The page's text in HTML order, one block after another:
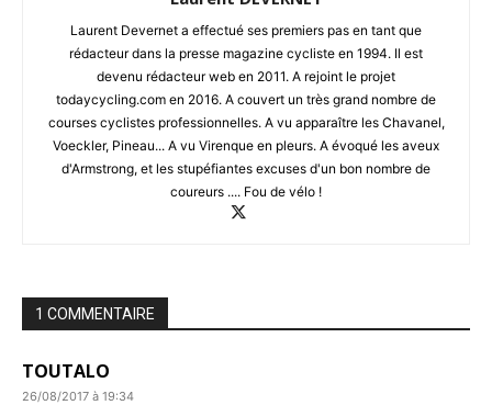
Laurent Devernet a effectué ses premiers pas en tant que
rédacteur dans la presse magazine cycliste en 1994. Il est
devenu rédacteur web en 2011. A rejoint le projet
todaycycling.com en 2016. A couvert un très grand nombre de
courses cyclistes professionnelles. A vu apparaître les Chavanel,
Voeckler, Pineau... A vu Virenque en pleurs. A évoqué les aveux
d'Armstrong, et les stupéfiantes excuses d'un bon nombre de
coureurs .... Fou de vélo !
1 COMMENTAIRE
TOUTALO
26/08/2017 à 19:34